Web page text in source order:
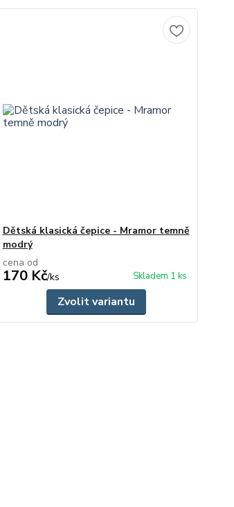
Dětská klasická čepice - Mramor temně
modrý
cena od
170 Kč/ks Skladem 1 ks
Zvolit variantu